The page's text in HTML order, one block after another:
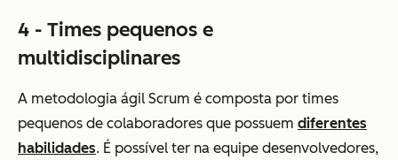
4 - Times pequenos e
multidisciplinares
A metodologia ágil Scrum é composta por times
pequenos de colaboradores que possuem diferentes
habilidades. É possível ter na equipe desenvolvedores,